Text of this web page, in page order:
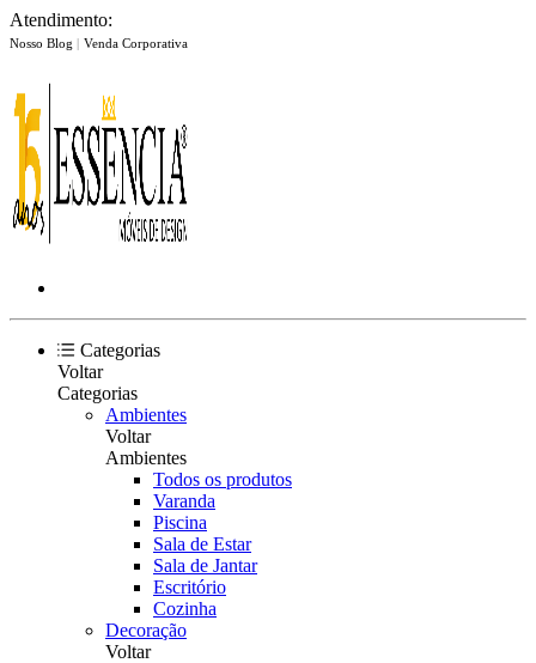
Atendimento:
Nosso Blog | Venda Corporativa
Categorias
Voltar
Categorias
Ambientes
Voltar
Ambientes
Todos os produtos
Varanda
Piscina
Sala de Estar
Sala de Jantar
Escritório
Cozinha
Decoração
Voltar